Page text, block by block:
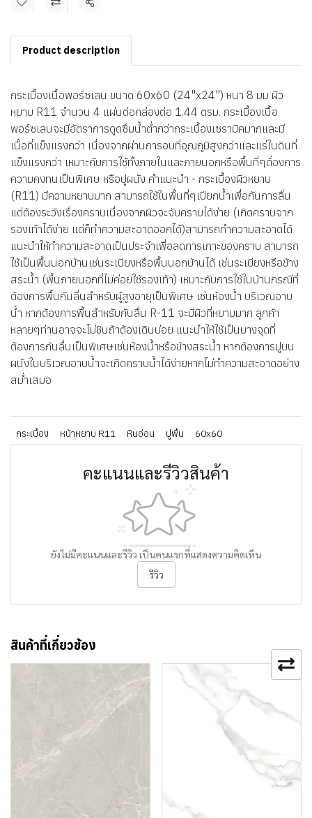
แชร์
Product description
กระเบื้องเนื้อพอร์ซเลน ขนาด 60x60 (24"x24") หนา 8 มม ผิว
หยาบ R11 จำนวน 4 แผ่นต่อกล่องต่อ 1.44 ตรม. กระเบื้องเนื้อ
พอร์ซเลนจะมีอัตราการดูดซึมน้ำต่ำกว่ากระเบื้องเซรามิคมากและมี
เนื้อที่แข็งแรงกว่า เนื่องจากผ่านการอบที่อุณภูมิสูงกว่าและแร่ในดินที่
แข็งแรงกว่า เหมาะกับการใช้ทั้งภายในและภายนอกหรือพื้นที่ๆต้่องการ
ความคงทนเป็นพิเศษ หรือปูผนัง คำแนะนำ - กระเบื้องผิวหยาบ
(R11) มีความหยาบมาก สามารถใช้ในพื้นที่ๆเปียกน้ำเพื่อกันการลื่น
แต่ต้องระวังเรื่องคราบเนื่องจากผิวจะจับคราบได้ง่าย (เกิดคราบจาก
รองเท้าได้ง่าย แต่ก็ทำความสะอาดออกได้)สามารถทำความสะอาดได้
แนะนำให้ทำความสะอาดเป็นประจำเพื่อลดการเกาะของคราบ สามารถ
ใช้เป็นพื้นนอกบ้านเช่นระเบียงหรือพื้นนอกบ้านได้ เช่นระเบียงหรือข้าง
สระน้ำ (พื้นภายนอกที่ไม่ค่อยใช้รองเท้า) เหมาะกับการใช้ในบ้านกรณีที่
ต้องการพื้นกันลื่นสำหรับผู้สูงอายุเป็นพิเศษ เช่นห้องน้ำ บริเวณอาบ
น้ำ หากต้องการพื้นสำหรับกันลื่น R-11 จะมีผิวที่หยาบมาก ลูกค้า
หลายๆท่านอาจจะไม่ชินถ้าต้องเดินบ่อย แนะนำให้ใช้เป็นบางจุดที่
ต้องการกันลื่นเป็นพิเศษเช่นห้องน้ำหรือข้างสระน้ำ หากต้องการปูบน
ผนังในบริเวณอาบน้ำจะเกิดคราบน้ำได้ง่ายหากไม่ทำความสะอาดอย่าง
สม่ำเสมอ
กระเบื้อง หน้าหยาบ R11 หินอ่อน ปูพื้น 60x60
คะแนนและรีวิวสินค้า
ยังไม่มีคะแนนและรีวิว เป็นคนแรกที่แสดงความคิดเห็น
รีวิว
สินค้าที่เกี่ยวข้อง